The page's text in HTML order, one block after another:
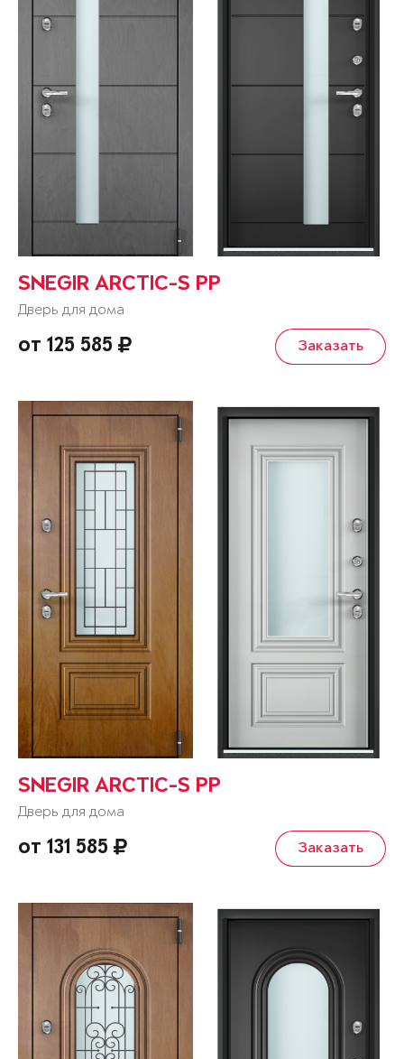
SNEGIR ARCTIC-S PP
Дверь для дома
от 125 585 Заказать
SNEGIR ARCTIC-S PP
Дверь для дома
от 131 585 Заказать